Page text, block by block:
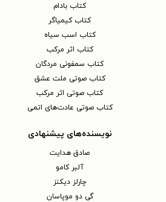
کتاب بادام
کتاب کیمیاگر
کتاب اسب سیاه
کتاب اثر مرکب
کتاب سمفونی مردگان
کتاب صوتی ملت عشق
کتاب صوتی اثر مرکب
کتاب صوتی عادت‌های اتمی
نویسنده‌های پیشنهادی
صادق هدایت
آلبر کامو
چارلز دیکنز
گی دو موپاسان